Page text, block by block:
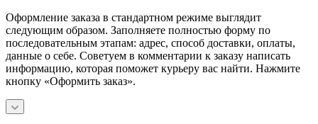
Оформление заказа в стандартном режиме выглядит
следующим образом. Заполняете полностью форму по
последовательным этапам: адрес, способ доставки, оплаты,
данные о себе. Советуем в комментарии к заказу написать
информацию, которая поможет курьеру вас найти. Нажмите
кнопку «Оформить заказ».